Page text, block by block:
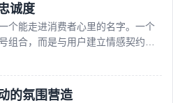
诚度​
个能走进消费者心里的名字。一个
组合，而是与用户建立情感契约的
。它像一根隐形的线，将品
的氛围营造​